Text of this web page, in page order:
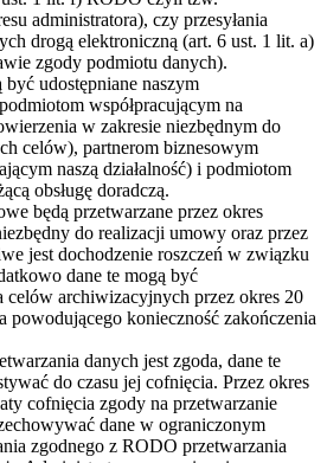
administratora), czy przesyłania
drogą elektroniczną (art. 6 ust. 1 lit. a)
zgody podmiotu danych).
być udostępniane naszym
współpracującym na
w zakresie niezbędnym do
celów), partnerom biznesowym
naszą działalność) i podmiotom
obsługę doradczą.
będą przetwarzane przez okres
do realizacji umowy oraz przez
jest dochodzenie roszczeń w związku
dane te mogą być
celów archiwizacyjnych przez okres 20
powodującego konieczność zakończenia
danych jest zgoda, dane te
do czasu jej cofnięcia. Przez okres
cofnięcia zgody na przetwarzanie
dane w ograniczonym
zgodnego z RODO przetwarzania